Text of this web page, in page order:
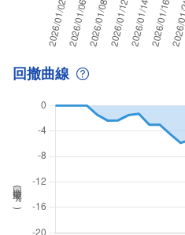
回撤曲線
回撤率(
%
)